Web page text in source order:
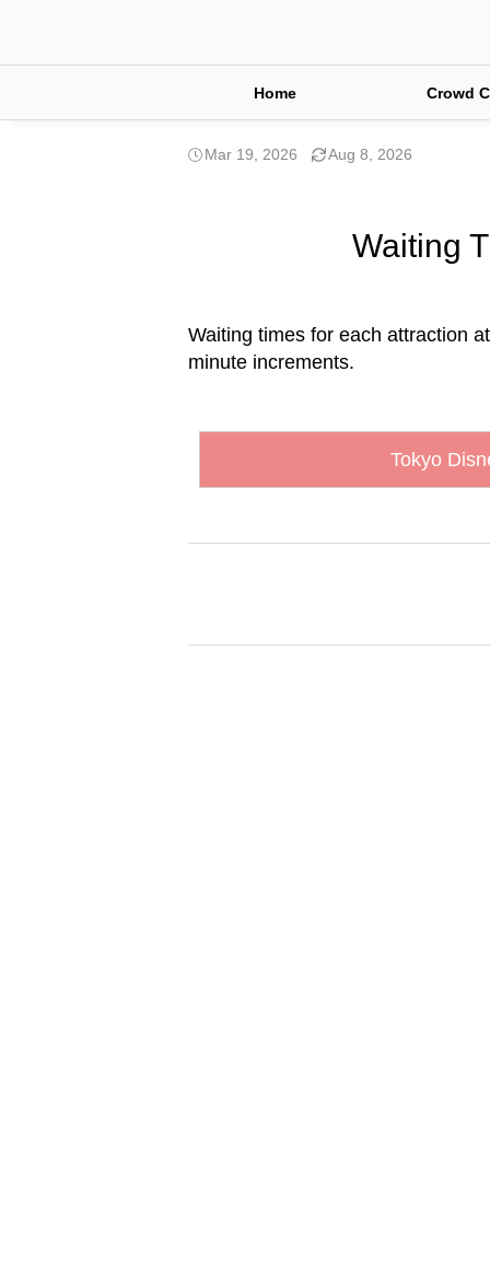
Home Crowd
Mar 19, 2026 Aug 8, 2026
Waiting
Waiting times for each attraction
minute increments.
Tokyo